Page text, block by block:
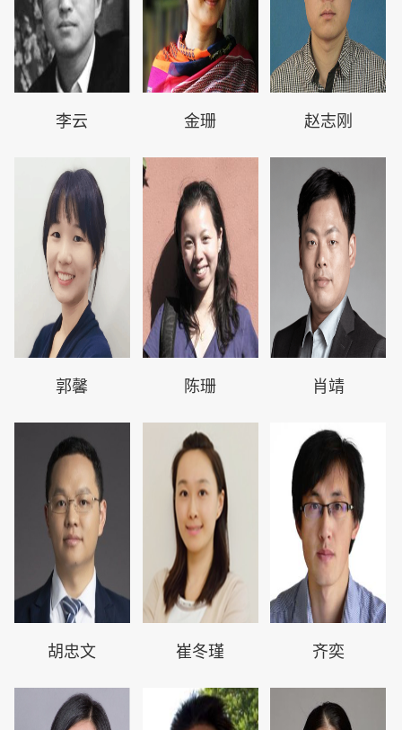
李云 金珊 赵志刚
郭馨 陈珊 肖靖
胡忠文 崔冬瑾 齐奕